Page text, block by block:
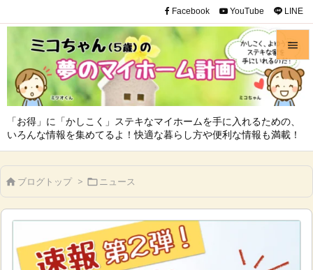
「お得」に「かしこく」ステキなマイホームを手に入れるための、
いろんな情報を集めてるよ！快適な暮らし方や便利な情報も満載！


メニュ

サイド

次へ

Facebook YouTube LINE
 ブログトップ > ニュース